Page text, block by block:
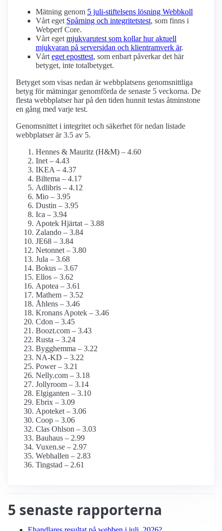
Mätning genom 5 juli-stiftelsens lösning Webbkoll
Vårt eget Spårning och integritetstest, som finns i
Webperf Core.
Vårt eget mjukvarutest som kollar hur aktuell
mjukvaran på serversidan och klient­ramverk är.
Vårt eget eposttest, som enbart påverkar det här
betyget, inte totalbetyget.
Betyget som visas nedan är webbplatsens genomsnittliga
betyg för mätningar genomförda de senaste 5 veckorna. De
flesta webbplatser har på den tiden hunnit testas åtminstone
en gång med varje test.
Genomsnittet i integritet och säkerhet för nedan listade
webbplatser är 3.5 av 5.
Hennes & Mauritz (H&M) – 4.60
Inet – 4.43
IKEA – 4.37
Biltema – 4.17
Adlibris – 4.12
Mio – 3.95
Dustin – 3.95
Ica – 3.94
Apotek Hjärtat – 3.88
Zalando – 3.84
JE68 – 3.84
Netonnet – 3.80
Jula – 3.68
Bokus – 3.67
Ellos – 3.62
Apotea – 3.61
Mathem – 3.52
Åhlens – 3.46
Kronans Apotek – 3.46
Cdon – 3.45
Boozt.com – 3.43
Rusta – 3.24
Bygghemma – 3.22
NA-KD – 3.22
Power – 3.21
Nelly.com – 3.18
Jollyroom – 3.14
Elgiganten – 3.10
Ebrix – 3.09
Apoteket – 3.06
Coop – 3.06
Clas Ohlson – 3.03
Bauhaus – 2.99
Vuxen.se – 2.97
Webhallen – 2.83
Tingstad – 2.61
5 senaste rapporterna